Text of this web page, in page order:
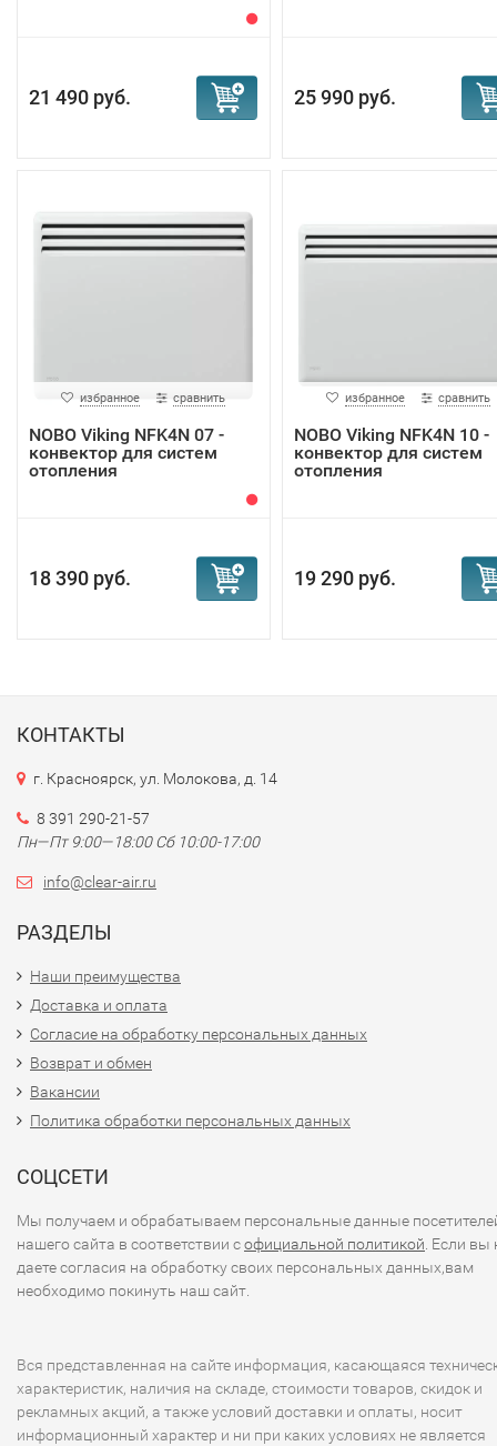
21 490 руб. 25 990 руб.
избранное сравнить
NOBO Viking NFK4N 07 -
конвектор для систем
отопления
18 390 руб.
избранное сравнить
NOBO Viking NFK4N 10 -
конвектор для систем
отопления
19 290 руб.
КОНТАКТЫ
г. Красноярск, ул. Молокова, д. 14
8 391 290-21-57
Пн—Пт 9:00—18:00 Сб 10:00-17:00
info@clear-air.ru
РАЗДЕЛЫ
Наши преимущества
Доставка и оплата
Согласие на обработку персональных данных
Возврат и обмен
Вакансии
Политика обработки персональных данных
СОЦСЕТИ
Мы получаем и обрабатываем персональные данные
нашего сайта в соответствии софициальной политикой . Если вы
даете согласия на обработку своих персональных данных,вам
необходимо покинуть наш сайт.
Вся представленная на сайте информация, касающаяся
характеристик, наличия на складе, стоимости товаров, скидок и
рекламных акций, а также условий доставки и оплаты, носит
информационный характер и ни при каких условиях не является